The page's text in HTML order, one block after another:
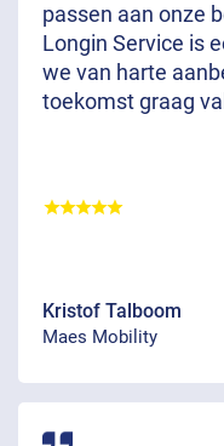
passen aan onze
Longin Service is
we van harte
toekomst graag
Kristof Talboom
Maes Mobility